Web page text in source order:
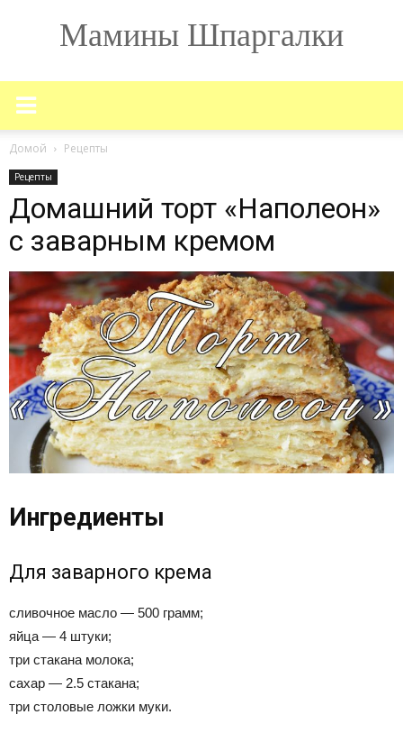
Мамины Шпаргалки
Домой Рецепты
Рецепты
Домашний торт «Наполеон»
с заварным кремом
Ингредиенты
Для заварного крема
сливочное масло — 500 грамм;
яйца — 4 штуки;
три стакана молока;
сахар — 2.5 стакана;
три столовые ложки муки.